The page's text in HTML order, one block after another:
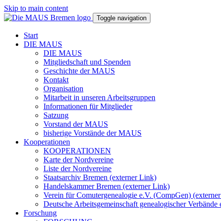
Skip to main content
Toggle navigation
Start
DIE MAUS
DIE MAUS
Mitgliedschaft und Spenden
Geschichte der MAUS
Kontakt
Organisation
Mitarbeit in unseren Arbeitsgruppen
Informationen für Mitglieder
Satzung
Vorstand der MAUS
bisherige Vorstände der MAUS
Kooperationen
KOOPERATIONEN
Karte der Nordvereine
Liste der Nordvereine
Staatsarchiv Bremen (externer Link)
Handelskammer Bremen (externer Link)
Verein für Comutergenealogie e.V. (CompGen)
Deutsche Arbeitsgemeinschaft genealogischer
Forschung